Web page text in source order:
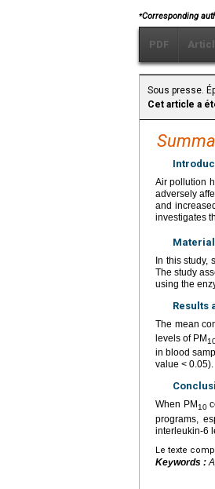
⁎Corresponding
PDF
Sous presse.
Cet article a
Air pollution
adversely
and
investigates
In this study,
The study
using the
Results
The mean
levels of PM
in blood
value < 0.05).
When PM10
programs,
interleukin-6
Le texte
Keywords :